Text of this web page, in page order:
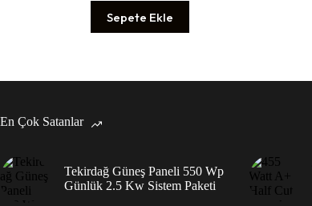
Sepete Ekle
En Çok Satanlar
Tekirdağ Güneş Paneli 550 Wp
Günlük 2.5 Kw Sistem Paketi